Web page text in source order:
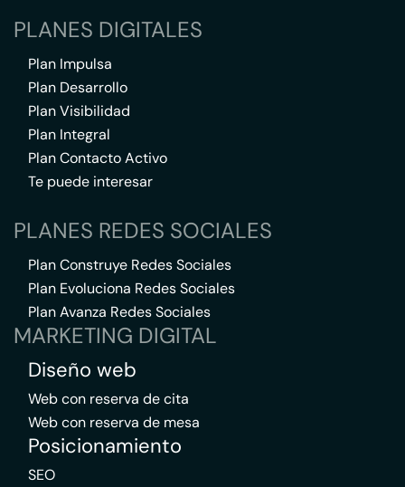
PLANES DIGITALES
Plan Impulsa
Plan Desarrollo
Plan Visibilidad
Plan Integral
Plan Contacto Activo
Te puede interesar
PLANES REDES SOCIALES
Plan Construye Redes Sociales
Plan Evoluciona Redes Sociales
Plan Avanza Redes Sociales
MARKETING DIGITAL
Diseño web
Web con reserva de cita
Web con reserva de mesa
Posicionamiento
SEO